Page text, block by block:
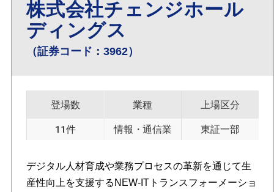
株式会社チェンジホール
ディングス
（証券コード：3962）
登場数
11件
業種
情報・通信業
上場区分
東証一部
デジタル人材育成や業務プロセスの革新を通じて生
産性向上を支援するNEW-ITトランスフォーメーショ